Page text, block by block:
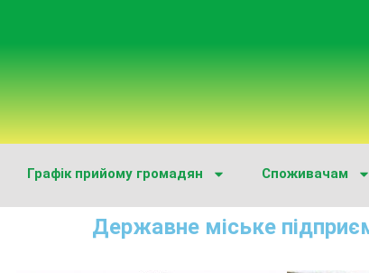
Графік прийому громадян Споживачам
Державне міське